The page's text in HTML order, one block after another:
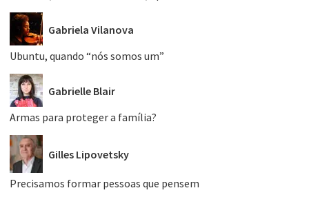
Gabriela Vilanova
Ubuntu, quando “nós somos um”
Gabrielle Blair
Armas para proteger a família?
Gilles Lipovetsky
Precisamos formar pessoas que pensem